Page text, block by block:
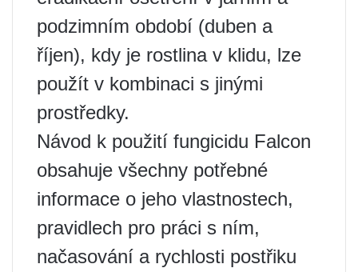
podzimním období (duben a
říjen), kdy je rostlina v klidu, lze
použít v kombinaci s jinými
prostředky.
Návod k použití fungicidu Falcon
obsahuje všechny potřebné
informace o jeho vlastnostech,
pravidlech pro práci s ním,
načasování a rychlosti postřiku